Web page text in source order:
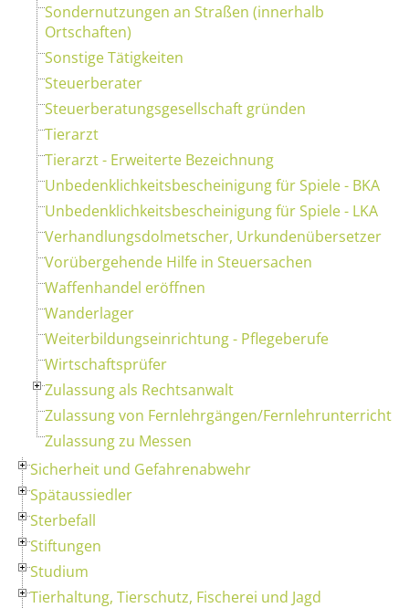
Sondernutzungen an Straßen (innerhalb
Ortschaften)
Sonstige Tätigkeiten
Steuerberater
Steuerberatungsgesellschaft gründen
Tierarzt
Tierarzt - Erweiterte Bezeichnung
Unbedenklichkeitsbescheinigung für Spiele - BKA
Unbedenklichkeitsbescheinigung für Spiele - LKA
Verhandlungsdolmetscher, Urkundenübersetzer
Vorübergehende Hilfe in Steuersachen
Waffenhandel eröffnen
Wanderlager
Weiterbildungseinrichtung - Pflegeberufe
Wirtschaftsprüfer
Zulassung als Rechtsanwalt
Zulassung von Fernlehrgängen/Fernlehrunterricht
Zulassung zu Messen
Sicherheit und Gefahrenabwehr
Spätaussiedler
Sterbefall
Stiftungen
Studium
Tierhaltung, Tierschutz, Fischerei und Jagd